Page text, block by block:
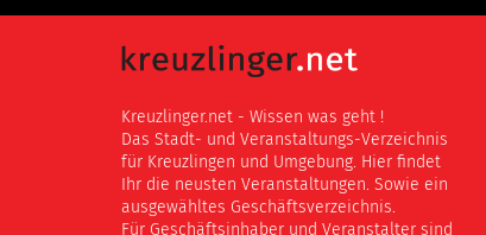
Kreuzlinger.net - Wissen was geht !
Das Stadt- und Veranstaltungs-Verzeichnis
für Kreuzlingen und Umgebung. Hier findet
Ihr die neusten Veranstaltungen. Sowie ein
ausgewähltes Geschäftsverzeichnis.
Für Geschäftsinhaber und Veranstalter sind